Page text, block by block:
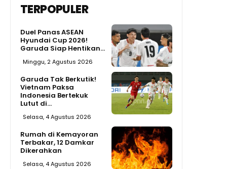
TERPOPULER
Duel Panas ASEAN
Hyundai Cup 2026!
Garuda Siap Hentikan...
Minggu, 2 Agustus 2026
Garuda Tak Berkutik!
Vietnam Paksa
Indonesia Bertekuk
Lutut di...
Selasa, 4 Agustus 2026
Rumah di Kemayoran
Terbakar, 12 Damkar
Dikerahkan
Selasa, 4 Agustus 2026